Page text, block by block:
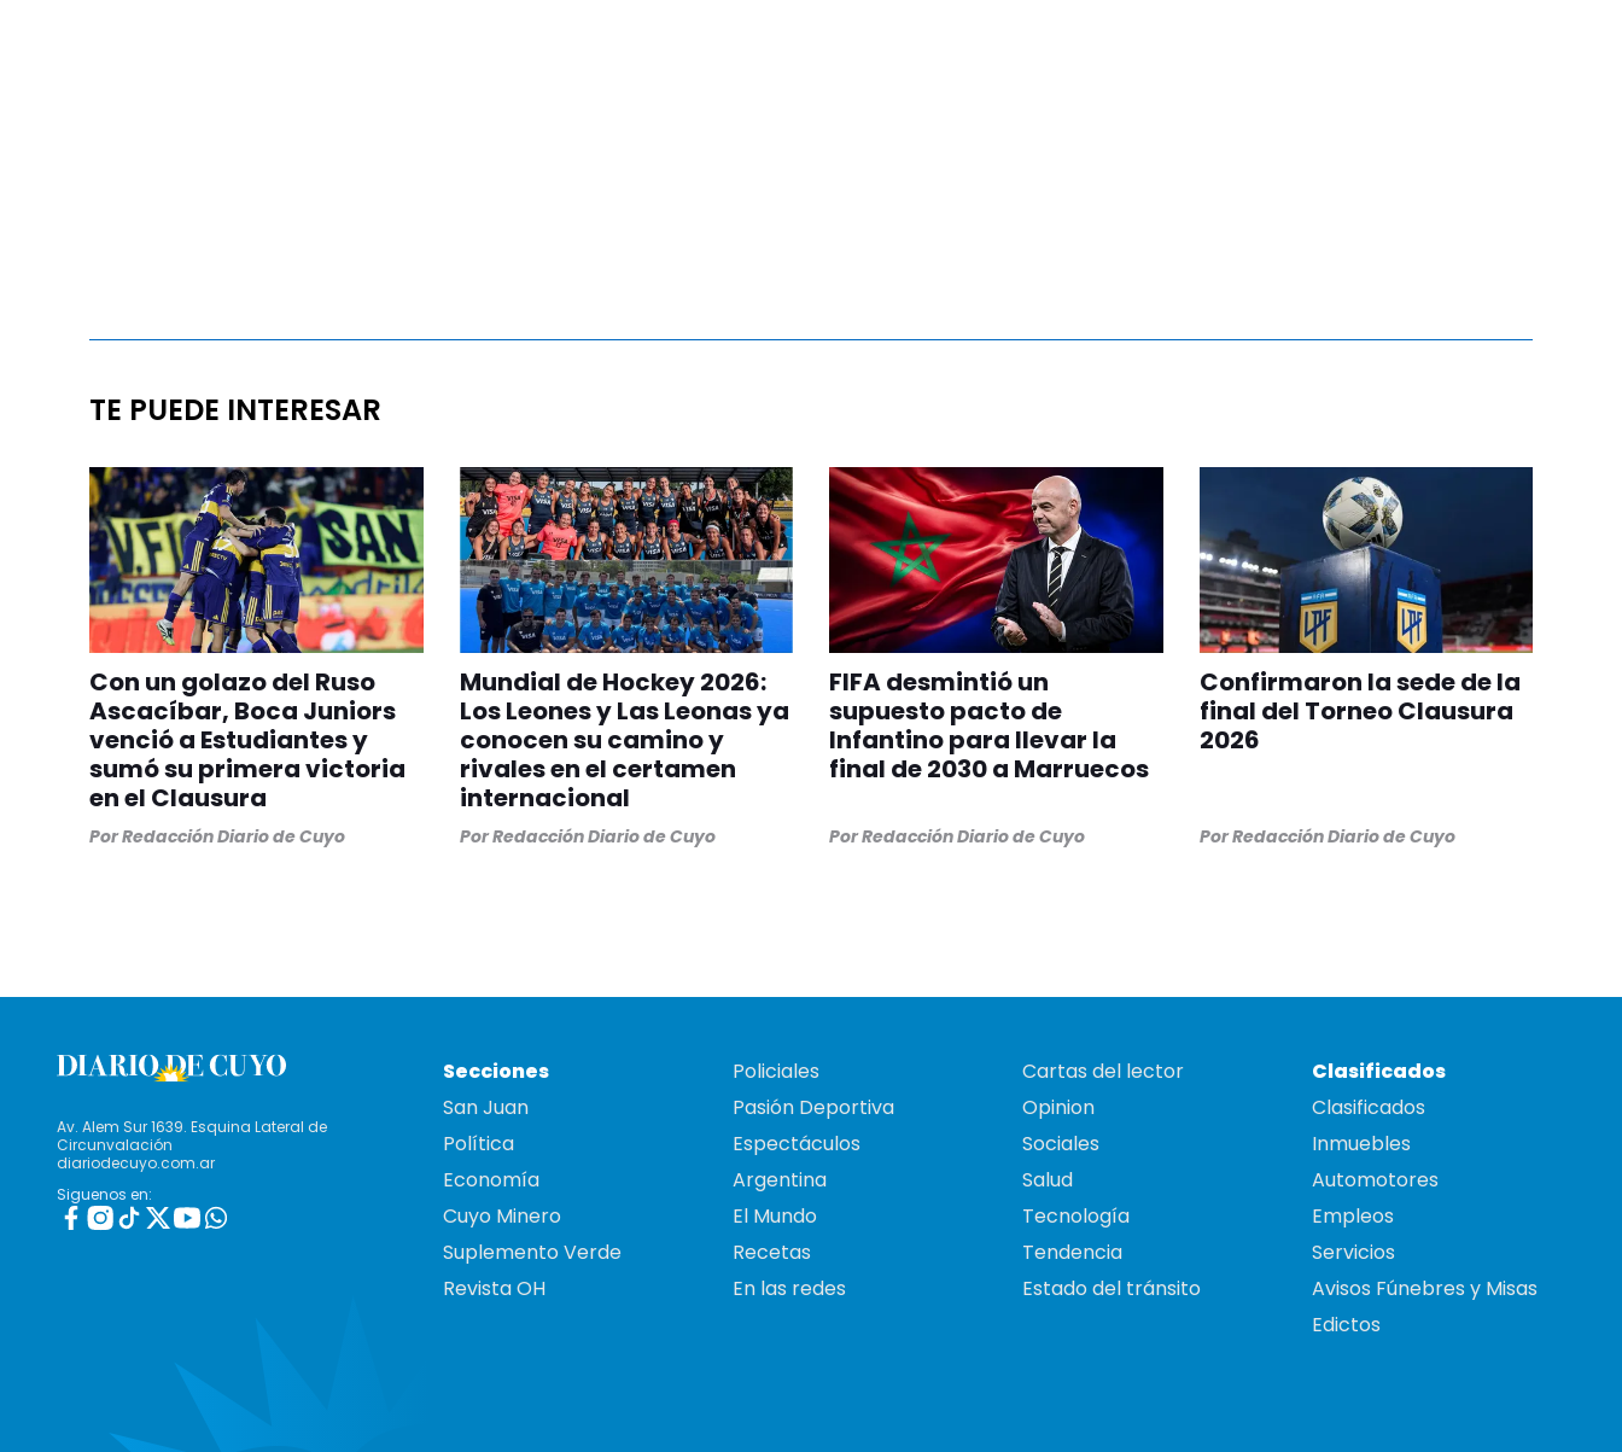
TE PUEDE INTERESAR
Con un golazo del Ruso
Ascacíbar, Boca Juniors
venció a Estudiantes y
sumó su primera victoria
en el Clausura
PorRedacción Diario de Cuyo
Mundial de Hockey 2026:
Los Leones y Las Leonas ya
conocen su camino y
rivales en el certamen
internacional
PorRedacción Diario de Cuyo
FIFA desmintió un
supuesto pacto de
Infantino para llevar la
final de 2030 a Marruecos
PorRedacción Diario de Cuyo
Confirmaron la sede de la
final del Torneo Clausura
2026
PorRedacción Diario de Cuyo
Av. Alem Sur 1639. Esquina Lateral de
Circunvalación
diariodecuyo.com.ar
Siguenos en:
Secciones
San Juan
Política
Economía
Cuyo Minero
Suplemento Verde
Revista OH
Policiales
Pasión Deportiva
Espectáculos
Argentina
El Mundo
Recetas
En las redes
Cartas del lector
Opinion
Sociales
Salud
Tecnología
Tendencia
Estado del tránsito
Clasificados
Clasificados
Inmuebles
Automotores
Empleos
Servicios
Avisos Fúnebres y Misas
Edictos